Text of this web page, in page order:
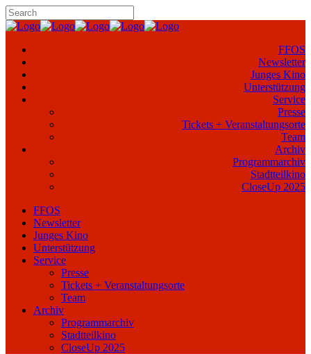
FFOS
Newsletter
Junges Kino
Unterstützung
Service
Presse
Tickets + Veranstaltungsorte
Team
Archiv
Programmarchiv
Stadtteilkino
CloseUp 2025
FFOS
Newsletter
Junges Kino
Unterstützung
Service
Presse
Tickets + Veranstaltungsorte
Team
Archiv
Programmarchiv
Stadtteilkino
CloseUp 2025